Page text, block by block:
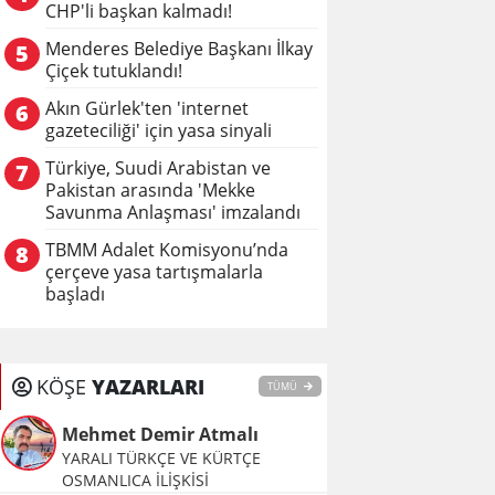
CHP'li başkan kalmadı!
5
Menderes Belediye Başkanı İlkay
Çiçek tutuklandı!
6
Akın Gürlek'ten 'internet
gazeteciliği' için yasa sinyali
7
Türkiye, Suudi Arabistan ve
Pakistan arasında 'Mekke
Savunma Anlaşması' imzalandı
8
TBMM Adalet Komisyonu’nda
çerçeve yasa tartışmalarla
başladı
KÖŞE YAZARLARI TÜMÜ
Mehmet Demir Atmalı
YARALI TÜRKÇE VE KÜRTÇE
OSMANLICA İLİŞKİSİ